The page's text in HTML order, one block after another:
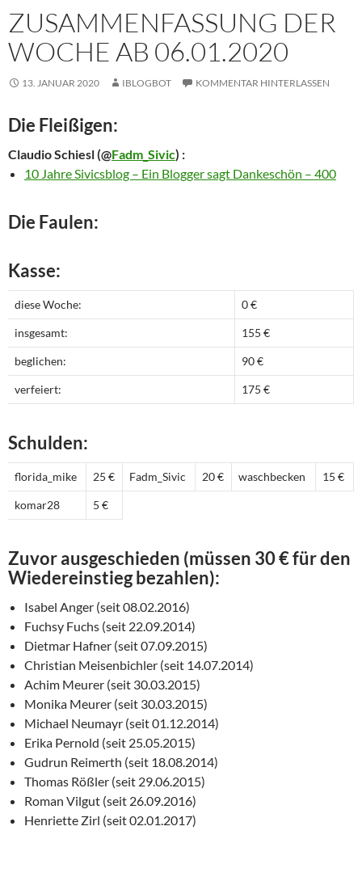
ZUSAMMENFASSUNG DER
WOCHE AB 06.01.2020
13. JANUAR 2020 IBLOGBOT KOMMENTAR HINTERLASSEN
Die Fleißigen:
Claudio Schiesl(@Fadm_Sivic) :
10 Jahre Sivicsblog – Ein Blogger sagt Dankeschön – 400
Die Faulen:
Kasse:
diese Woche: 0 €
insgesamt: 155 €
beglichen: 90 €
verfeiert: 175 €
Schulden:
florida_mike 25 € Fadm_Sivic 20 € waschbecken 15 €
komar28 5 €
Zuvor ausgeschieden (müssen 30 € für den
Wiedereinstieg bezahlen):
Isabel Anger (seit 08.02.2016)
Fuchsy Fuchs (seit 22.09.2014)
Dietmar Hafner (seit 07.09.2015)
Christian Meisenbichler (seit 14.07.2014)
Achim Meurer (seit 30.03.2015)
Monika Meurer (seit 30.03.2015)
Michael Neumayr (seit 01.12.2014)
Erika Pernold (seit 25.05.2015)
Gudrun Reimerth (seit 18.08.2014)
Thomas Rößler (seit 29.06.2015)
Roman Vilgut (seit 26.09.2016)
Henriette Zirl (seit 02.01.2017)